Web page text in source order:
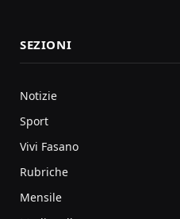
SEZIONI
Notizie
Sport
Vivi Fasano
Rubriche
Mensile